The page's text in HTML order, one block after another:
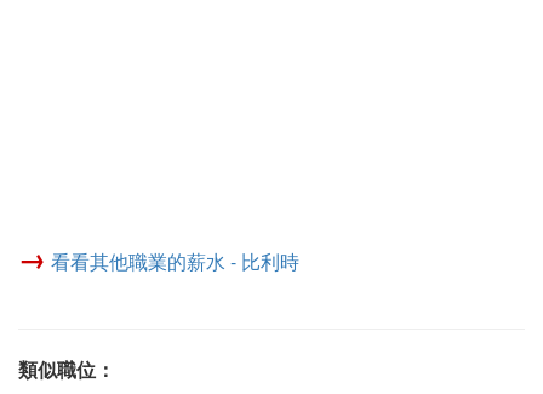
→ 看看其他職業的薪水 - 比利時
類似職位：